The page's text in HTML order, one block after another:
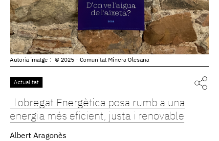
Autoria imatge : © 2025 - Comunitat Minera Olesana
Actualitat
Llobregat Energètica posa rumb a una
energia més eficient, justa i renovable
Albert Aragonès